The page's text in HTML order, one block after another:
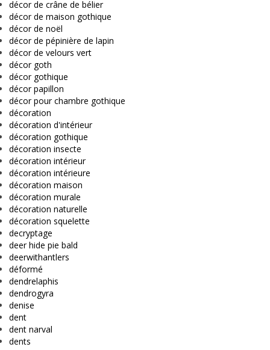
décor de crâne de bélier
décor de maison gothique
décor de noël
décor de pépinière de lapin
décor de velours vert
décor goth
décor gothique
décor papillon
décor pour chambre gothique
décoration
décoration d'intérieur
décoration gothique
décoration insecte
décoration intérieur
décoration intérieure
décoration maison
décoration murale
décoration naturelle
décoration squelette
decryptage
deer hide pie bald
deerwithantlers
déformé
dendrelaphis
dendrogyra
denise
dent
dent narval
dents